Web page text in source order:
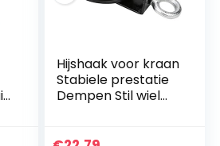
Hijshaak voor kraan
Stabiele prestatie
Dempen Stil wiel